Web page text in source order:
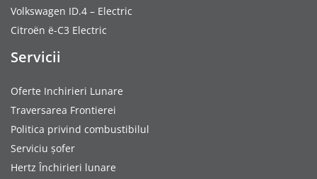
Volkswagen ID.4 – Electric
Citroën ë-C3 Electric
Servicii
Oferte Inchirieri Lunare
Traversarea Frontierei
Politica privind combustibilul
Serviciu șofer
Hertz Închirieri lunare